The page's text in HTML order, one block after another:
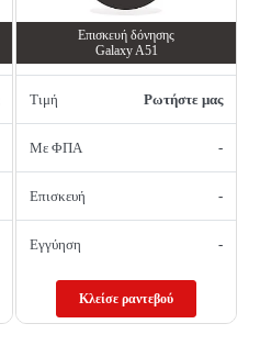
Επισκευή δόνησης
Galaxy A51
Τιμή Ρωτήστε μας
Με ΦΠΑ -
Επισκευή -
Εγγύηση -
Κλείσε ραντεβού